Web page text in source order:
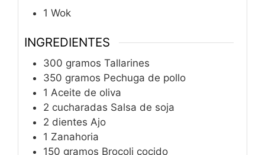
1 Wok
INGREDIENTES
300 gramos Tallarines
350 gramos Pechuga de pollo
1 Aceite de oliva
2 cucharadas Salsa de soja
2 dientes Ajo
1 Zanahoria
150 gramos Brocoli cocido